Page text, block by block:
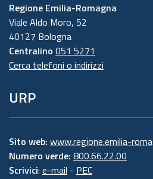
Regione Emilia-Romagna
Viale Aldo Moro, 52
40127 Bologna
Centralino 051 5271
Cerca telefoni o indirizzi
URP
Sito web: www.regione.emilia-
Numero verde: 800.66.22.00
Scrivici: e-mail - PEC